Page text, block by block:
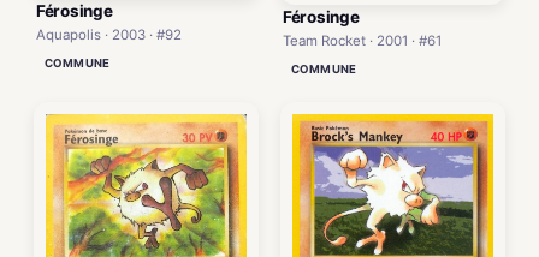
Férosinge
Aquapolis · 2003 · #92
COMMUNE
Férosinge
Team Rocket · 2001 · #61
COMMUNE